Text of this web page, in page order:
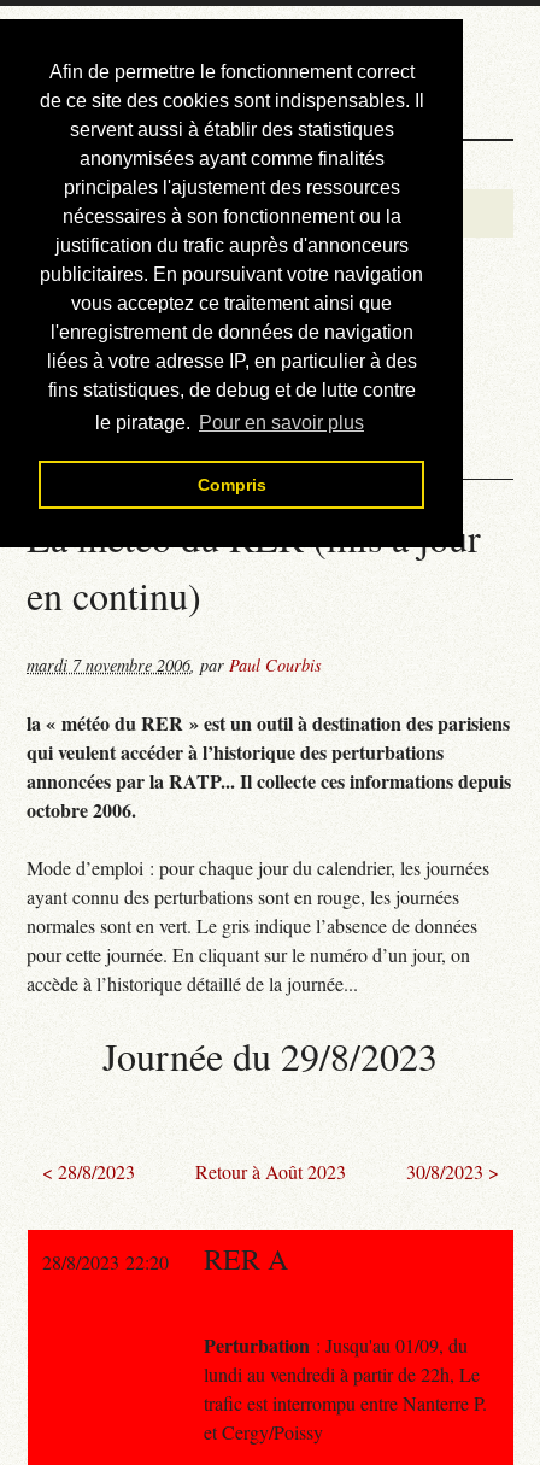
Afin de permettre le fonctionnement correct
de ce site des cookies sont indispensables. Il
servent aussi à établir des statistiques
anonymisées ayant comme finalités
principales l'ajustement des ressources
nécessaires à son fonctionnement ou la
justification du trafic auprès d'annonceurs
publicitaires. En poursuivant votre navigation
vous acceptez ce traitement ainsi que
l'enregistrement de données de navigation
liées à votre adresse IP, en particulier à des
fins statistiques, de debug et de lutte contre
le piratage. Pour en savoir plus
Compris
Courbis, « LE »
Blog Officiel
Bienvenue
Réalisations
Divers (et d’été)
Annonces
Liens externes
Téléchargement
Contact
La météo du RER (mis à jour
en continu)
mardi 7 novembre 2006,parPaul Courbis
la « météo du RER » est un outil à destination des parisiens
qui veulent accéder à l’historique des perturbations
annoncées par la RATP... Il collecte ces informations depuis
octobre 2006.
Mode d’emploi : pour chaque jour du calendrier, les journées
ayant connu des perturbations sont en rouge, les journées
normales sont en vert. Le gris indique l’absence de données
pour cette journée. En cliquant sur le numéro d’un jour, on
accède à l’historique détaillé de la journée...
Journée du 29/8/2023
< 28/8/2023 Retour à Août 2023 30/8/2023 >
28/8/2023 22:20 RER A
Perturbation : Jusqu'au 01/09, du
lundi au vendredi à partir de 22h, Le
trafic est interrompu entre Nanterre P.
et Cergy/Poissy